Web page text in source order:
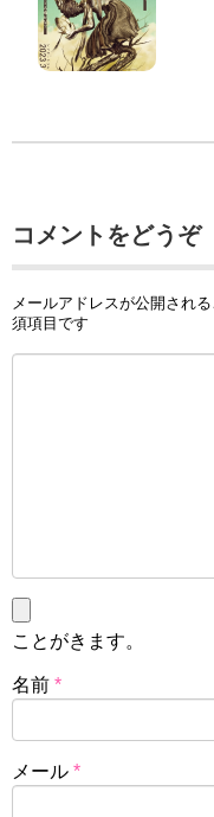
コメントをどうぞ
メールアドレスが公開される
須項目です
ことがきます。
名前 *
メール *